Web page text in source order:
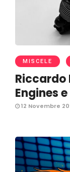
MISCELE
Riccardo
Engines
12 Novembre